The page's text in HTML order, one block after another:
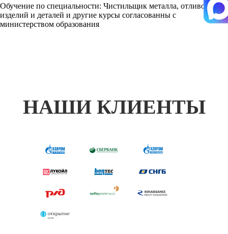
Обучение по специальности: Чистильщик металла, отливок,
изделий и деталей и другие курсы согласованны с
министерством образования
НАШИ КЛИЕНТЫ